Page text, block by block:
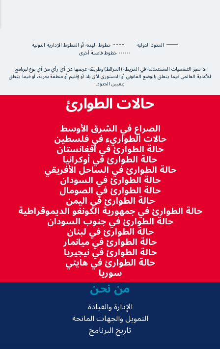
الحدود الدولية خطوط الهدنة أو الخطوط الإدارية الدولية
خطوط فاصلة أخرى
لا تعبر التسميات المستخدمة في الخريطة (الخرائط) وطريقة عرضها عن أي رأي من أي نوع لبرنامج
الأغذية العالمي فيما يتعلق بالوضع القانوني أو الدستوري لأي بلد أو إقليم أو منطقة بحرية، أو فيما يتعلق
بتعيين الحدود.
حالات الطوارئ
الصراع في الشرق الأوسط
حالات الطواريء في فلسطين
حالة الطوارئ في أفغانستان
حالة الطوارئ في أوكرانيا
حالة الطوارئ في الساحل الأفريقي
حالة الطوارئ في السودان
حالة الطوارئ في الصومال
حالة الطوارئ في اليمن
حالة الطوارئ في جمهورية الكونغو الديموقراطية
حالة الطوارئ في جنوب السودان
حالة الطوارئ في لبنان
حالة الطوارئ في ميانمار
حالة الطوارئ في نيجيريا
حالة الطوارئ في هايتي
سوريا
من نحن
الإدارة والقيادة
التمويل والجهات المانحة
تاريخ البرنامج